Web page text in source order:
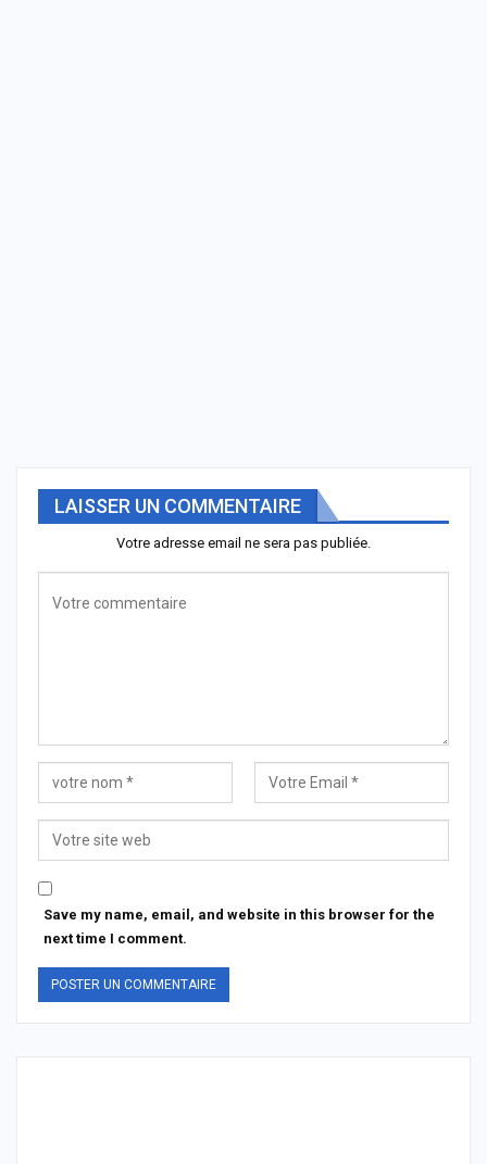
LAISSER UN COMMENTAIRE
Votre adresse email ne sera pas publiée.
Save my name, email, and website in this browser for the
next time I comment.